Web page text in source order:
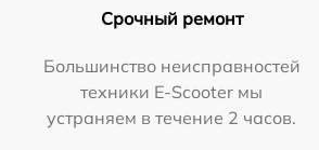
Срочный ремонт
Большинство неисправностей
техники E-Scooter мы
устраняем в течение 2 часов.